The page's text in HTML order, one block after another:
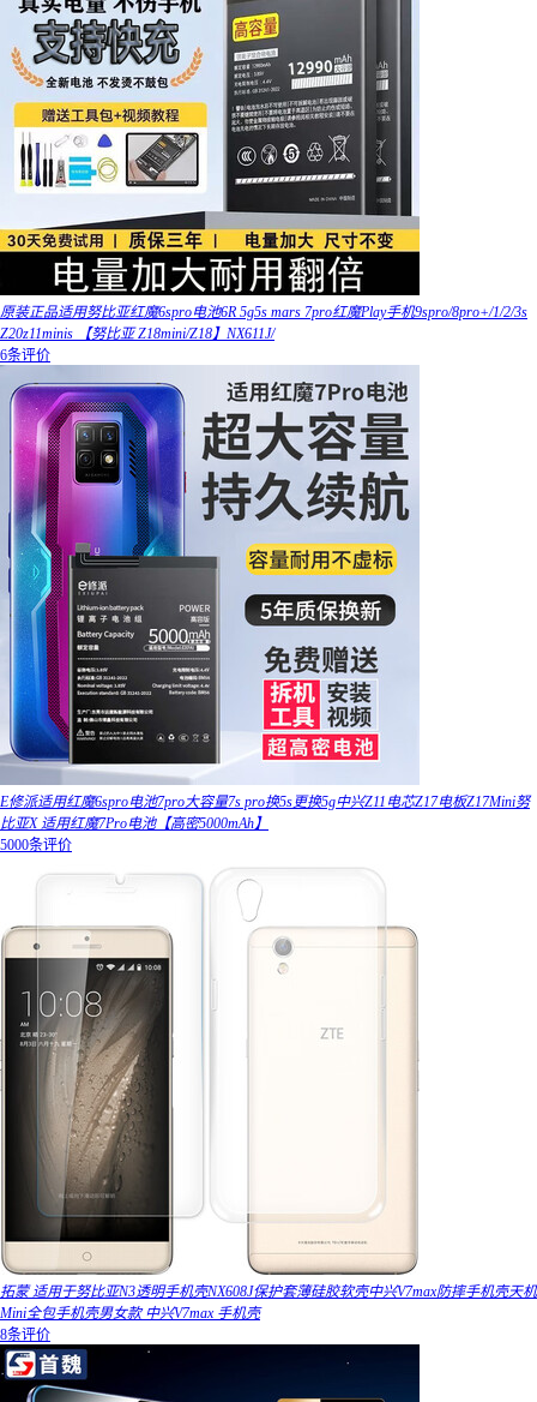
原装正品适用努比亚红魔6spro电池6R 5g5s mars 7pro红魔Play手机9spro/8pro+/1/2/3s
Z20z11minis 【努比亚 Z18mini/Z18】NX611J/
6条评价
E修派适用红魔6spro电池7pro大容量7s pro换5s更换5g中兴Z11电芯Z17电板Z17Mini努
比亚X 适用红魔7Pro电池【高密5000mAh】
5000条评价
拓蒙 适用于努比亚N3透明手机壳NX608J保护套薄硅胶软壳中兴V7max防摔手机壳天机
Mini全包手机壳男女款 中兴V7max 手机壳
8条评价